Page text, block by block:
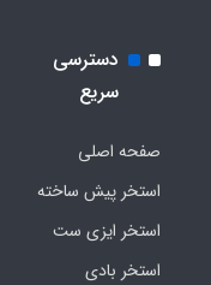
دسترسی
سریع
صفحه اصلی
استخر پیش ساخته
استخر ایزی ست
استخر بادی